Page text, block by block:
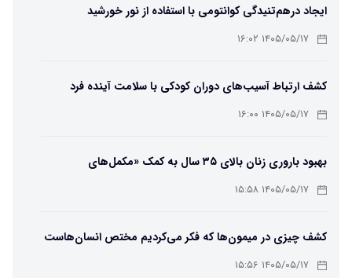
ایجاد درهم‌تنیدگی کوانتومی با استفاده از نور خورشید
۱۴۰۵/۰۵/۱۷ ۱۶:۰۲
کشف ارتباط آسیب‌های دوران کودکی با سلامت آینده فرد
۱۴۰۵/۰۵/۱۷ ۱۶:۰۰
بهبود باروری زنان بالای ۳۵ سال به کمک «مکمل‌های
باکتریایی»
۱۴۰۵/۰۵/۱۷ ۱۵:۵۸
کشف چیزی در میمون‌ها که فکر می‌کردیم مختص انسان‌هاست
۱۴۰۵/۰۵/۱۷ ۱۵:۵۶